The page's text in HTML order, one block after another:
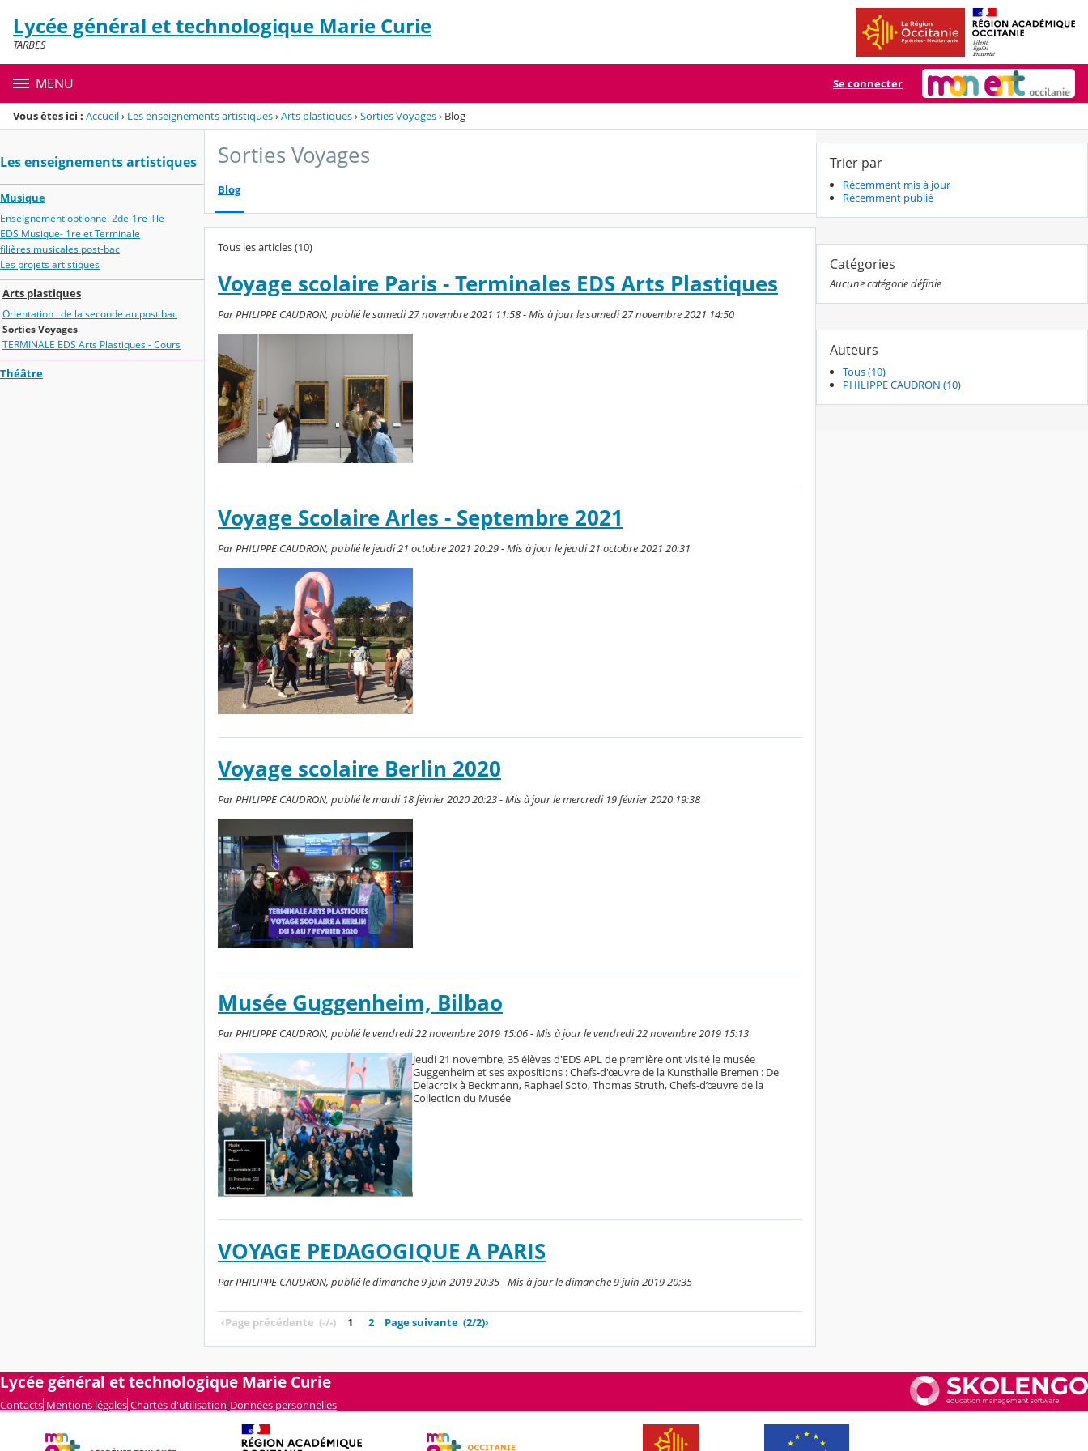
Menu de la rubrique
Contenu
Lycée général et technologique Marie Curie
TARBES
MENU Se connecter
Vous êtes ici : Accueil› Les enseignements artistiques›Arts plastiques›Sorties Voyages› Blog
Les enseignements artistiques
Musique
Enseignement optionnel 2de-1re-Tle
EDS Musique- 1re et Terminale
filières musicales post-bac
Les projets artistiques
Arts plastiques
Orientation : de la seconde au post bac
Sorties Voyages
TERMINALE EDS Arts Plastiques - Cours
Théâtre
Sorties Voyages
Blog
Tous les articles (10)
Voyage scolaire Paris - Terminales EDS Arts Plastiques
Par PHILIPPE CAUDRON, publié le samedi 27 novembre 2021 11:58 - Mis à jour le samedi 27 novembre 2021 14:50
Voyage Scolaire Arles - Septembre 2021
Par PHILIPPE CAUDRON, publié le jeudi 21 octobre 2021 20:29 - Mis à jour le jeudi 21 octobre 2021 20:31
Voyage scolaire Berlin 2020
Par PHILIPPE CAUDRON, publié le mardi 18 février 2020 20:23 - Mis à jour le mercredi 19 février 2020 19:38
Musée Guggenheim, Bilbao
Par PHILIPPE CAUDRON, publié le vendredi 22 novembre 2019 15:06 - Mis à jour le vendredi 22 novembre 2019 15:13
Jeudi 21 novembre, 35 élèves d'EDS APL de première ont visité le musée
Guggenheim et ses expositions : Chefs-d'œuvre de la Kunsthalle Bremen : De
Delacroix à Beckmann, Raphael Soto, Thomas Struth, Chefs-d’œuvre de la
Collection du Musée
VOYAGE PEDAGOGIQUE A PARIS
Par PHILIPPE CAUDRON, publié le dimanche 9 juin 2019 20:35 - Mis à jour le dimanche 9 juin 2019 20:35
‹Page précédente (-/-) 1 2 Page suivante (2/2)›
Trier par
Récemment mis à jour
Récemment publié
Catégories
Aucune catégorie définie
Auteurs
Tous (10)
PHILIPPE CAUDRON (10)
Lycée général et technologique Marie Curie
Contacts Mentions légales Chartes d'utilisation Données personnelles